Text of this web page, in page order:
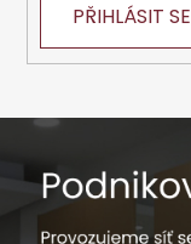
PŘIHLÁSIT SE